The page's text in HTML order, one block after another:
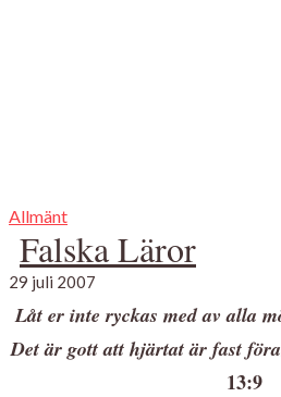
Allmänt
Falska Läror
29 juli 2007
Låt er inte ryckas med av alla
Det är gott att hjärtat är fast
13:9